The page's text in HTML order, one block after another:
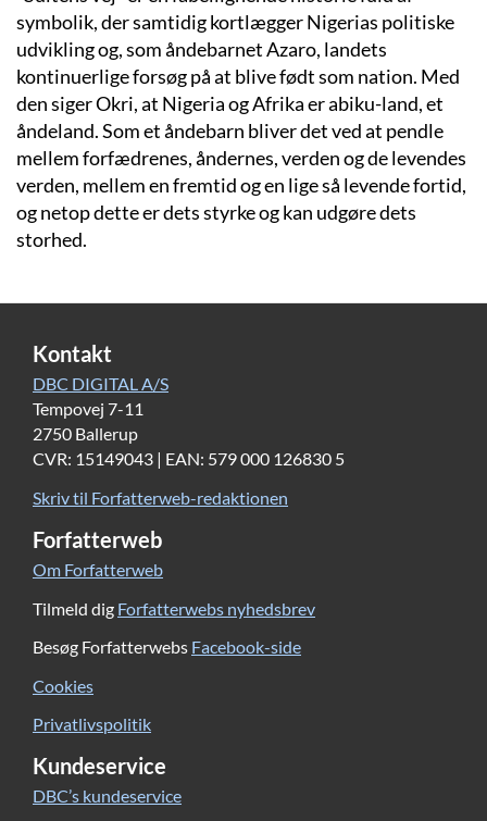
symbolik, der samtidig kortlægger Nigerias politiske
udvikling og, som åndebarnet Azaro, landets
kontinuerlige forsøg på at blive født som nation. Med
den siger Okri, at Nigeria og Afrika er abiku-land, et
åndeland. Som et åndebarn bliver det ved at pendle
mellem forfædrenes, åndernes, verden og de levendes
verden, mellem en fremtid og en lige så levende fortid,
og netop dette er dets styrke og kan udgøre dets
storhed.
Kontakt
DBC DIGITAL A/S
Tempovej 7-11
2750 Ballerup
CVR: 15149043 | EAN: 579 000 126830 5
Skriv til Forfatterweb-redaktionen
Forfatterweb
Om Forfatterweb
Tilmeld dig Forfatterwebs nyhedsbrev
Besøg Forfatterwebs Facebook-side
Cookies
Privatlivspolitik
Kundeservice
DBC’s kundeservice